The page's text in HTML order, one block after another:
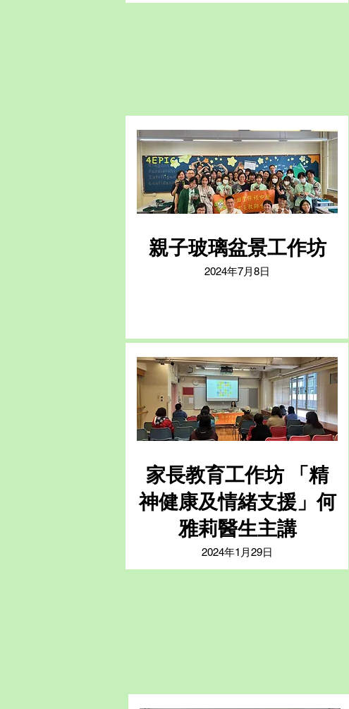
親子玻璃盆景工作坊
2024年7月8日
家長教育工作坊 「精
神健康及情緒支援」何
雅莉醫生主講
2024年1月29日